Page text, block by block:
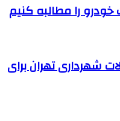
را مطالبه کنیم
شهرداری تهران برای